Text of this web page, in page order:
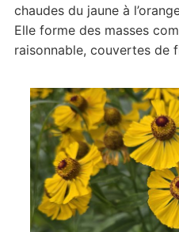
chaudes du jaune à
Elle forme des masses
raisonnable, couvertes de